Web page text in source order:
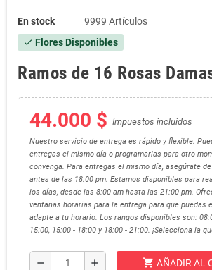
En stock 9999 Artículos
check Flores Disponibles
Ramos de 16 Rosas
44.000 $ Impuestos incluidos
Nuestro servicio de entrega es rápido y flexible.
entregas el mismo día o programarlas para otro
convenga. Para entregas el mismo día, asegúrate
antes de las 18:00 pm. Estamos disponibles para
los días, desde las 8:00 am hasta las 21:00 pm.
ventanas horarias para la entrega para que puedas
adapte a tu horario. Los rangos disponibles son:
15:00, 15:00 - 18:00 y 18:00 - 21:00. ¡Selecciona la
remove add shopping_cart AÑADIR AL